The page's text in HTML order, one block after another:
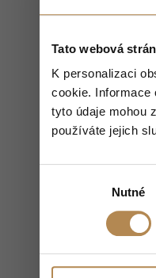
Tato webová
K personalizaci
cookie. Informace
tyto údaje mohou
používáte jejich
Nutné